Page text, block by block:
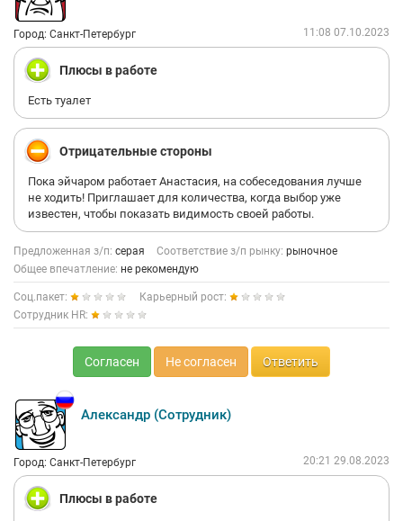
Город: Санкт-Петербург 11:08 07.10.2023
Плюсы в работе
Есть туалет
Отрицательные стороны
Пока эйчаром работает Анастасия, на собеседования лучше
не ходить! Приглашает для количества, когда выбор уже
известен, чтобы показать видимость своей работы.
Предложенная з/п: серая Соответствие з/п рынку: рыночное
Общее впечатление: не рекомендую
Соц.пакет:
Карьерный рост:
Сотрудник HR:
Согласен Не согласен Ответить
Александр (Сотрудник)
Город: Санкт-Петербург 20:21 29.08.2023
Плюсы в работе